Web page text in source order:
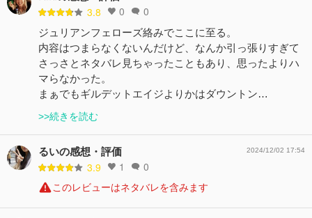
3.8 0 0
ジュリアンフェローズ絡みでここに至る。
内容はつまらなくないんだけど、なんか引っ張りすぎて
さっさとネタバレ見ちゃったこともあり、思ったよりハ
マらなかった。
まぁでもギルデットエイジよりかはダウントン…
>>続きを読む
るいの感想・評価
3.9 1 0
2024/12/02 17:54
このレビューはネタバレを含みます